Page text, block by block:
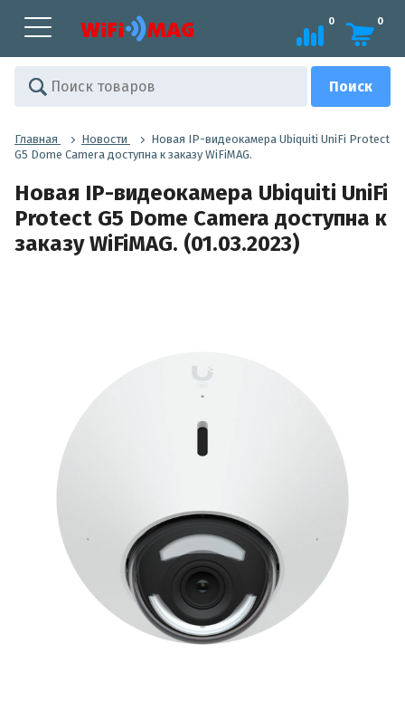
0 0
Главная Новости
Новая IP-видеокамера Ubiquiti UniFi Protect
G5 Dome Camera доступна к заказу WiFiMAG.
Новая IP-видеокамера Ubiquiti UniFi
Protect G5 Dome Camera доступна к
заказу WiFiMAG. (01.03.2023)